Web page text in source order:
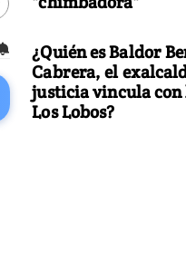
¿Quién es Baldor
Cabrera, el
justicia vincula con
Los Lobos?